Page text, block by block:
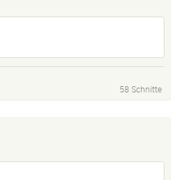
58 Schnitte